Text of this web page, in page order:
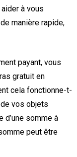
à vous
manière rapide,
payant, vous
gratuit en
cela fonctionne-t-
de vos objets
somme à
peut être